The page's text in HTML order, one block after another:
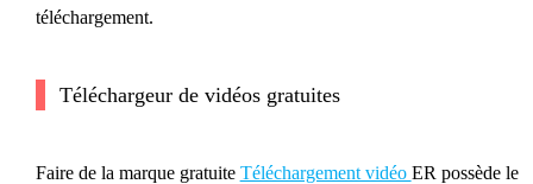
téléchargement.
Téléchargeur de vidéos gratuites
Faire de la marque gratuite Téléchargement vidéo ER possède le